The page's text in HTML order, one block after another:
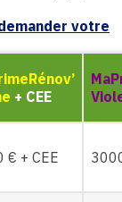
votre
+ CEE
€ + CEE